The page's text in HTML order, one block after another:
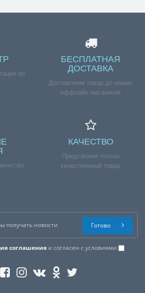
по
БЕСПЛАТНАЯ
ДОСТАВКА
Доставляем товар до наших
оффлайн магазинов
КАЧЕСТВО
Предлагаем только
качественный товар
соглашенияи согласен с условиями
Готово